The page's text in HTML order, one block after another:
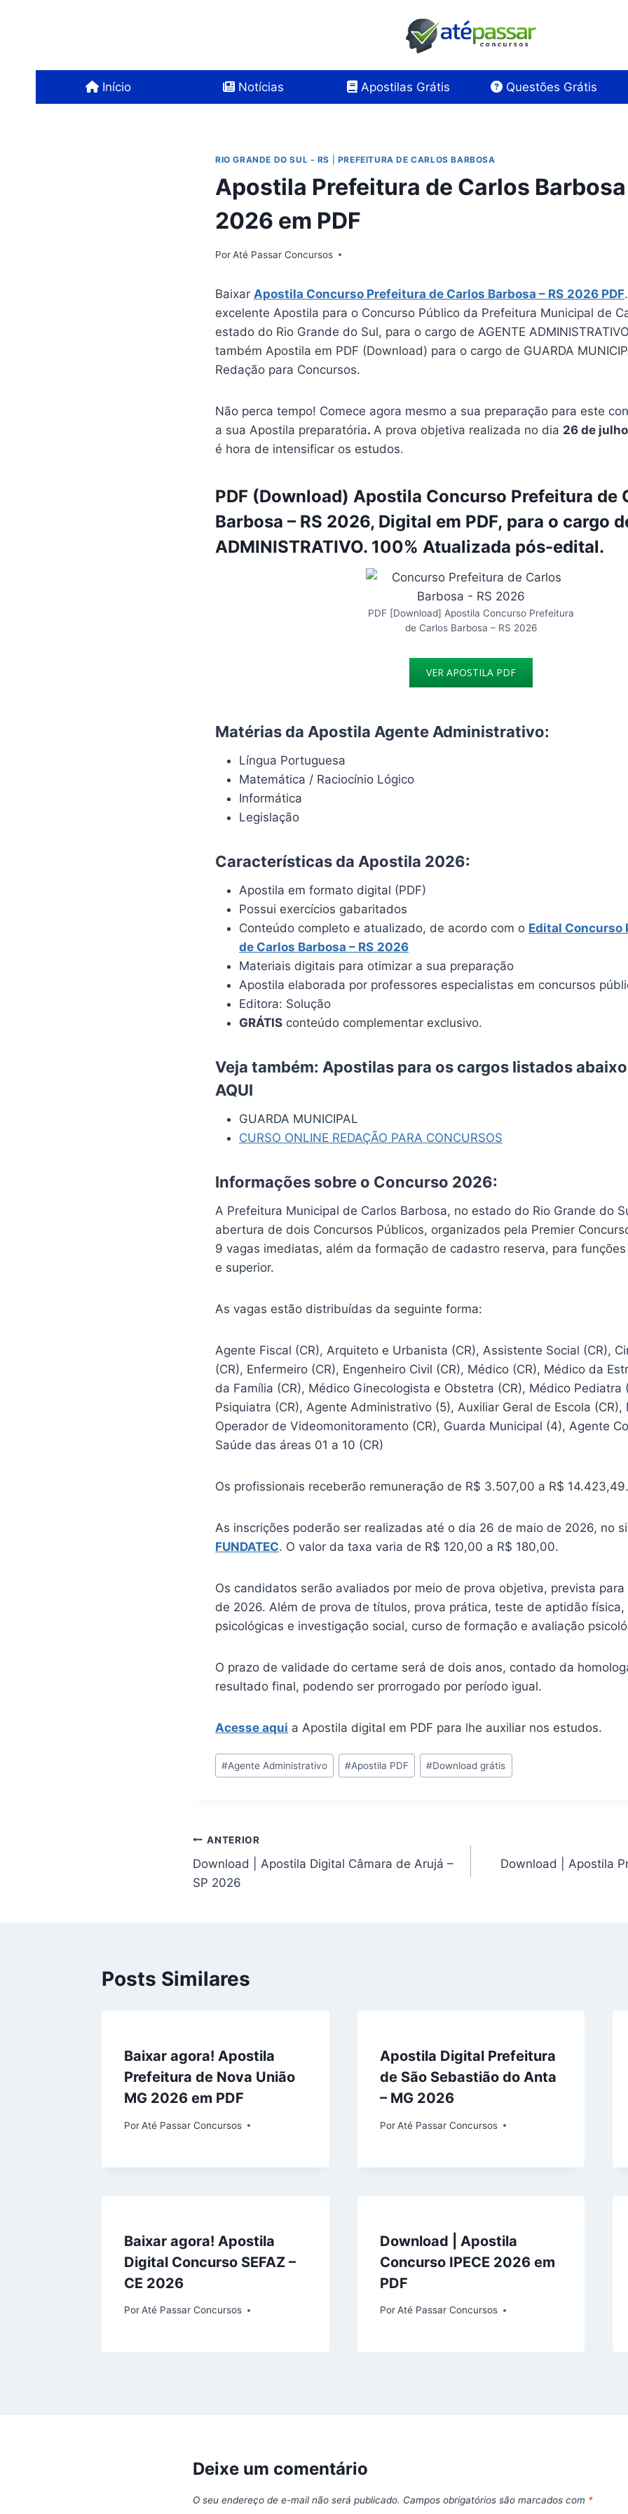
Início Notícias Apostilas Grátis Questões Grátis
RIO GRANDE DO SUL - RS PREFEITURA DE CARLOS BARBOSA
Apostila Prefeitura de Carlos Barbosa
2026 em PDF
PorAté Passar Concursos
Baixar Apostila Concurso Prefeitura de Carlos Barbosa – RS 2026 PDF
excelente Apostila para o Concurso Público da Prefeitura Municipal de
estado do Rio Grande do Sul, para o cargo de AGENTE
também Apostila em PDF (Download) para o cargo de GUARDA
Redação para Concursos.
Não perca tempo! Comece agora mesmo a sua preparação para este
a sua Apostila preparatória. A prova objetiva realizada no dia 26 de
é hora de intensificar os estudos.
PDF (Download) Apostila Concurso Prefeitura de
Barbosa – RS 2026, Digital em PDF, para o cargo
ADMINISTRATIVO. 100% Atualizada pós-edital.
PDF [Download] Apostila Concurso Prefeitura
de Carlos Barbosa – RS 2026
VER APOSTILA PDF
Matérias da Apostila Agente Administrativo:
Língua Portuguesa
Matemática / Raciocínio Lógico
Informática
Legislação
Características da Apostila 2026:
Apostila em formato digital (PDF)
Possui exercícios gabaritados
Conteúdo completo e atualizado, de acordo com o Edital Concurso
de Carlos Barbosa – RS 2026
Materiais digitais para otimizar a sua preparação
Apostila elaborada por professores especialistas em concursos
Editora: Solução
GRÁTIS conteúdo complementar exclusivo.
Veja também: Apostilas para os cargos listados
AQUI
GUARDA MUNICIPAL
CURSO ONLINE REDAÇÃO PARA CONCURSOS
Informações sobre o Concurso 2026:
A Prefeitura Municipal de Carlos Barbosa, no estado do Rio Grande do
abertura de dois Concursos Públicos, organizados pela Premier
9 vagas imediatas, além da formação de cadastro reserva, para
e superior.
As vagas estão distribuídas da seguinte forma:
Agente Fiscal (CR), Arquiteto e Urbanista (CR), Assistente Social (CR),
(CR), Enfermeiro (CR), Engenheiro Civil (CR), Médico (CR), Médico da
da Família (CR), Médico Ginecologista e Obstetra (CR), Médico Pediatra
Psiquiatra (CR), Agente Administrativo (5), Auxiliar Geral de Escola (CR),
Operador de Videomonitoramento (CR), Guarda Municipal (4), Agente
Saúde das áreas 01 a 10 (CR)
Os profissionais receberão remuneração de R$ 3.507,00 a R$ 14.423,49.
As inscrições poderão ser realizadas até o dia 26 de maio de 2026, no
FUNDATEC. O valor da taxa varia de R$ 120,00 a R$ 180,00.
Os candidatos serão avaliados por meio de prova objetiva, prevista
de 2026. Além de prova de títulos, prova prática, teste de aptidão física,
psicológicas e investigação social, curso de formação e avaliação
O prazo de validade do certame será de dois anos, contado da
resultado final, podendo ser prorrogado por período igual.
Acesse aqui a Apostila digital em PDF para lhe auxiliar nos estudos.
Tags
do
#Agente Administrativo #Apostila PDF #Download grátis
Navegação
de
ANTERIOR
Download | Apostila Digital Câmara de Arujá –
SP 2026
Download | Apostila
Posts Similares
Baixar agora! Apostila
Prefeitura de Nova União
MG 2026 em PDF
PorAté Passar Concursos
Apostila Digital Prefeitura
de São Sebastião do Anta
– MG 2026
Por Até Passar Concursos
Baixar agora! Apostila
Digital Concurso SEFAZ –
CE 2026
PorAté Passar Concursos
Download | Apostila
Concurso IPECE 2026 em
PDF
Por Até Passar Concursos
Deixe um comentário
O seu endereço de e-mail não será publicado. Campos obrigatórios são marcados com *